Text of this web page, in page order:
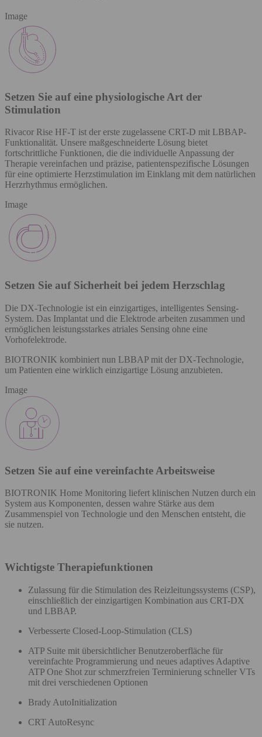
Image
Setzen Sie auf eine physiologische Art der
Stimulation
Rivacor Rise HF-T ist der erste zugelassene CRT-D mit LBBAP-
Funktionalität. Unsere maßgeschneiderte Lösung bietet
fortschrittliche Funktionen, die die individuelle Anpassung der
Therapie vereinfachen und präzise, patientenspezifische Lösungen
für eine optimierte Herzstimulation im Einklang mit dem natürlichen
Herzrhythmus ermöglichen.
Image
Setzen Sie auf Sicherheit bei jedem Herzschlag
Die DX-Technologie ist ein einzigartiges, intelligentes Sensing-
System. Das Implantat und die Elektrode arbeiten zusammen und
ermöglichen leistungsstarkes atriales Sensing ohne eine
Vorhofelektrode.​
BIOTRONIK kombiniert nun LBBAP mit der DX-Technologie,
um Patienten eine wirklich einzigartige Lösung anzubieten.
Image
Setzen Sie auf eine vereinfachte Arbeitsweise
BIOTRONIK Home Monitoring liefert klinischen Nutzen durch ein
System aus Komponenten, dessen wahre Stärke aus dem
Zusammenspiel von Technologie und den Menschen entsteht, die
sie nutzen.
Wichtigste Therapiefunktionen
Zulassung für die Stimulation des Reizleitungssystems (CSP),
einschließlich der einzigartigen Kombination aus CRT-DX
und LBBAP.
Verbesserte Closed-Loop-Stimulation (CLS)​
ATP Suite mit übersichtlicher Benutzeroberfläche für
vereinfachte Programmierung und neues adaptives Adaptive
ATP One Shot zur schmerzfreien Terminierung schneller VTs
mit drei verschiedenen Optionen
Brady AutoInitialization​
CRT AutoResync